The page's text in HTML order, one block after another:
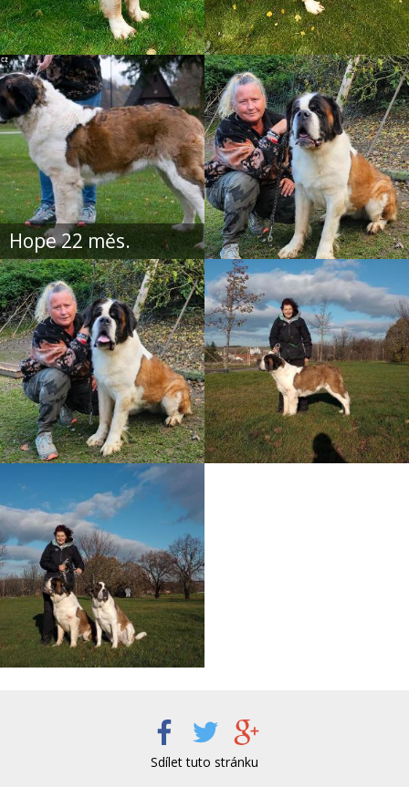
Hope 22 měs.
Sdílet tuto stránku